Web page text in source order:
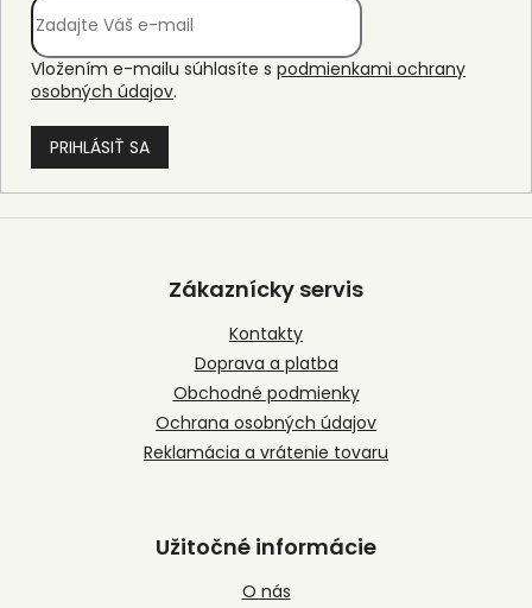
Vložením e-mailu súhlasíte s podmienkami ochrany
osobných údajov.
PRIHLÁSIŤ SA
Z
Zákaznícky servis
Kontakty
Doprava a platba
Obchodné podmienky
Ochrana osobných údajov
Reklamácia a vrátenie tovaru
Užitočné informácie
O nás